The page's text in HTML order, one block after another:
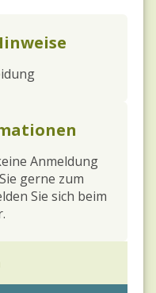
Anmeldung
gerne zum
Sie sich beim